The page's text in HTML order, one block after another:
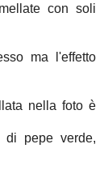
con soli
ma l'effetto
nella foto è
di pepe verde,